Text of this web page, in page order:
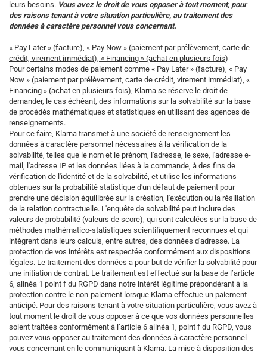
leurs besoins. Vous avez le droit de vous opposer à tout moment, pour
des raisons tenant à votre situation particulière, au traitement des
données à caractère personnel vous concernant.
« Pay Later » (facture), « Pay Now » (paiement par prélèvement, carte de
crédit, virement immédiat), « Financing » (achat en plusieurs fois)
Pour certains modes de paiement comme « Pay Later » (facture), « Pay
Now » (paiement par prélèvement, carte de crédit, virement immédiat), «
Financing » (achat en plusieurs fois), Klarna se réserve le droit de
demander, le cas échéant, des informations sur la solvabilité sur la base
de procédés mathématiques et statistiques en utilisant des agences de
renseignements.
Pour ce faire, Klarna transmet à une société de renseignement les
données à caractère personnel nécessaires à la vérification de la
solvabilité, telles que le nom et le prénom, l'adresse, le sexe, l'adresse e-
mail, l'adresse IP et les données liées à la commande, à des fins de
vérification de l'identité et de la solvabilité, et utilise les informations
obtenues sur la probabilité statistique d'un défaut de paiement pour
prendre une décision équilibrée sur la création, l'exécution ou la résiliation
de la relation contractuelle. L'enquête de solvabilité peut inclure des
valeurs de probabilité (valeurs de score), qui sont calculées sur la base de
méthodes mathématico-statistiques scientifiquement reconnues et qui
intègrent dans leurs calculs, entre autres, des données d'adresse. La
protection de vos intérêts est respectée conformément aux dispositions
légales. Le traitement des données a pour but de vérifier la solvabilité pour
une initiation de contrat. Le traitement est effectué sur la base de l’article
6, alinéa 1 point f du RGPD dans notre intérêt légitime prépondérant à la
protection contre le non-paiement lorsque Klarna effectue un paiement
anticipé. Pour des raisons tenant à votre situation particulière, vous avez à
tout moment le droit de vous opposer à ce que vos données personnelles
soient traitées conformément à l’article 6 alinéa 1, point f du RGPD, vous
pouvez vous opposer au traitement des données à caractère personnel
vous concernant en le communiquant à Klarna. La mise à disposition des